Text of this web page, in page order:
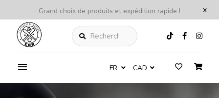
x
Grand choix de produits et expédition rapide !
Rechercher
FR CAD